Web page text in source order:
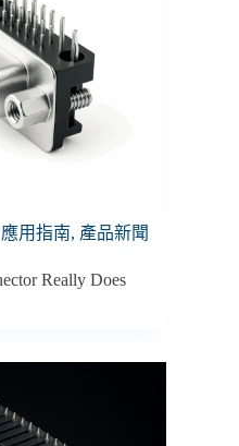
應用指南, 產品新聞
Really Does